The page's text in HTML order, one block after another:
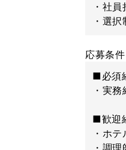
・社
・選
応募条件
■必須
・実務
■歓迎
・ホ
・調